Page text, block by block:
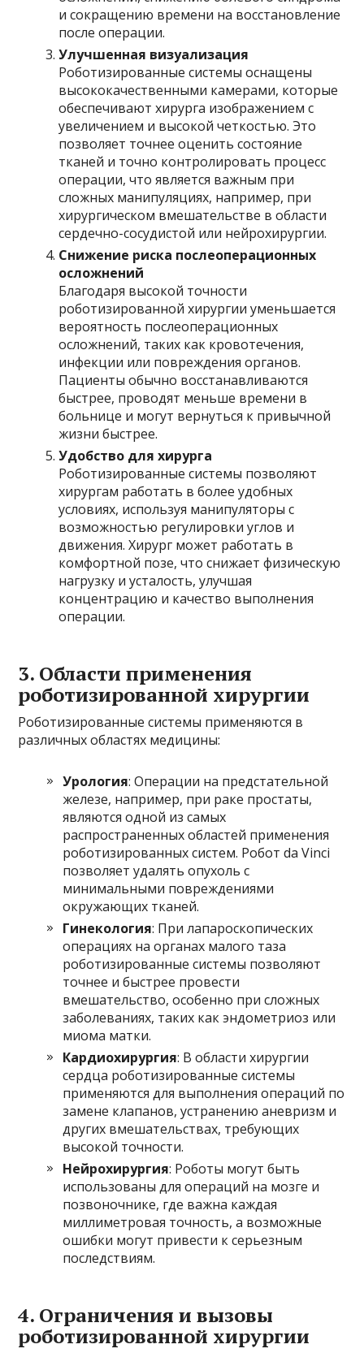
и сокращению времени на восстановление
после операции.
Улучшенная визуализация
Роботизированные системы оснащены
высококачественными камерами, которые
обеспечивают хирурга изображением с
увеличением и высокой четкостью. Это
позволяет точнее оценить состояние
тканей и точно контролировать процесс
операции, что является важным при
сложных манипуляциях, например, при
хирургическом вмешательстве в области
сердечно-сосудистой или нейрохирургии.
Снижение риска послеоперационных
осложнений
Благодаря высокой точности
роботизированной хирургии уменьшается
вероятность послеоперационных
осложнений, таких как кровотечения,
инфекции или повреждения органов.
Пациенты обычно восстанавливаются
быстрее, проводят меньше времени в
больнице и могут вернуться к привычной
жизни быстрее.
Удобство для хирурга
Роботизированные системы позволяют
хирургам работать в более удобных
условиях, используя манипуляторы с
возможностью регулировки углов и
движения. Хирург может работать в
комфортной позе, что снижает физическую
нагрузку и усталость, улучшая
концентрацию и качество выполнения
операции.
3. Области применения
роботизированной хирургии
Роботизированные системы применяются в
различных областях медицины:
Урология: Операции на предстательной
железе, например, при раке простаты,
являются одной из самых
распространенных областей применения
роботизированных систем. Робот da Vinci
позволяет удалять опухоль с
минимальными повреждениями
окружающих тканей.
Гинекология: При лапароскопических
операциях на органах малого таза
роботизированные системы позволяют
точнее и быстрее провести
вмешательство, особенно при сложных
заболеваниях, таких как эндометриоз или
миома матки.
Кардиохирургия: В области хирургии
сердца роботизированные системы
применяются для выполнения операций по
замене клапанов, устранению аневризм и
других вмешательствах, требующих
высокой точности.
Нейрохирургия: Роботы могут быть
использованы для операций на мозге и
позвоночнике, где важна каждая
миллиметровая точность, а возможные
ошибки могут привести к серьезным
последствиям.
4. Ограничения и вызовы
роботизированной хирургии